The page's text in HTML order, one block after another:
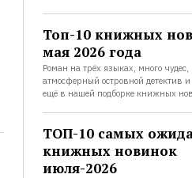
Топ-10 книжных
мая 2026 года
Роман на трёх языках, много чудес,
атмосферный островной детектив и
ещё в нашей подборке книжных
ТОП-10 самых
книжных новинок
июля-2026